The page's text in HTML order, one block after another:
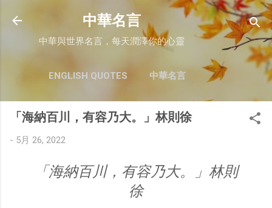
跳至主要內容
中華名言
中華與世界名言，每天潤澤你的心靈
ENGLISH QUOTES 中華名言
「海納百川，有容乃大。」林則徐
- 5月 26, 2022
「海納百川，有容乃大。」林則
徐